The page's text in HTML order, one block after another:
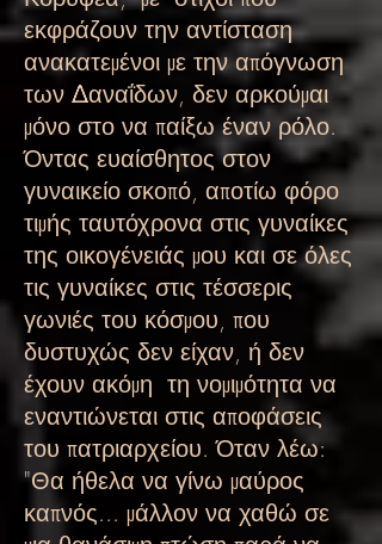
εκφράζουν την αντίσταση
ανακατεμένοι με την απόγνωση
των Δαναΐδων, δεν αρκούμαι
μόνο στο να παίξω έναν ρόλο.
Όντας ευαίσθητος στον
γυναικείο σκοπό, αποτίω φόρο
τιμής ταυτόχρονα στις γυναίκες
της οικογένειάς μου και σε όλες
τις γυναίκες στις τέσσερις
γωνιές του κόσμου, που
δυστυχώς δεν είχαν, ή δεν
έχουν ακόμη τη νομιμότητα να
εναντιώνεται στις αποφάσεις
του πατριαρχείου. Όταν λέω:
"Θα ήθελα να γίνω μαύρος
καπνός... μάλλον να χαθώ σε